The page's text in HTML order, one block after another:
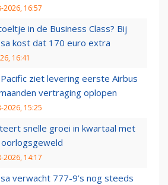
2026, 16:57
in de Business Class? Bij
kost dat 170 euro extra
16:41
ziet levering eerste Airbus
vertraging oplopen
2026, 15:25
snelle groei in kwartaal met
2026, 14:17
verwacht 777-9’s nog steeds